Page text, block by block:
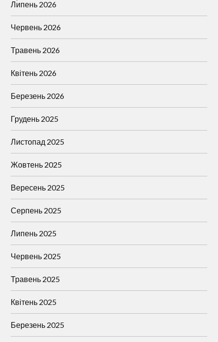
Липень 2026
Червень 2026
Травень 2026
Квітень 2026
Березень 2026
Грудень 2025
Листопад 2025
Жовтень 2025
Вересень 2025
Серпень 2025
Липень 2025
Червень 2025
Травень 2025
Квітень 2025
Березень 2025